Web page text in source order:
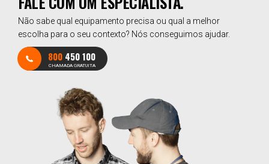
Não sabe qual equipamento precisa ou qual a melhor
escolha para o seu contexto? Nós conseguimos ajudar.
800 450 100
CHAMADA GRATUITA